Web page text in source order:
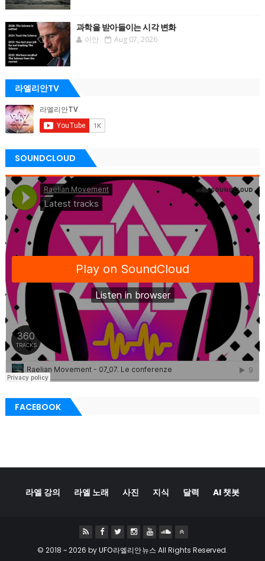
과학을 받아들이는 시각 변화
이안 Aug 07, 2026
라엘리안TV
SOUNDCLOUD
FACEBOOK
라엘 강의 라엘 노래 사진 지식 달력 AI 챗봇
© 2018 ~2026 byUFO라엘리안뉴스 All Rights Reserved.